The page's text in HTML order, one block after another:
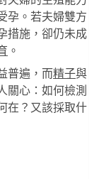
孕。若夫婦雙方
措施，卻仍未成
。
普遍，而精子與
關心：如何檢測
在？又該採取什